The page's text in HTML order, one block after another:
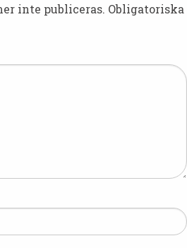
inte publiceras. Obligatoriska